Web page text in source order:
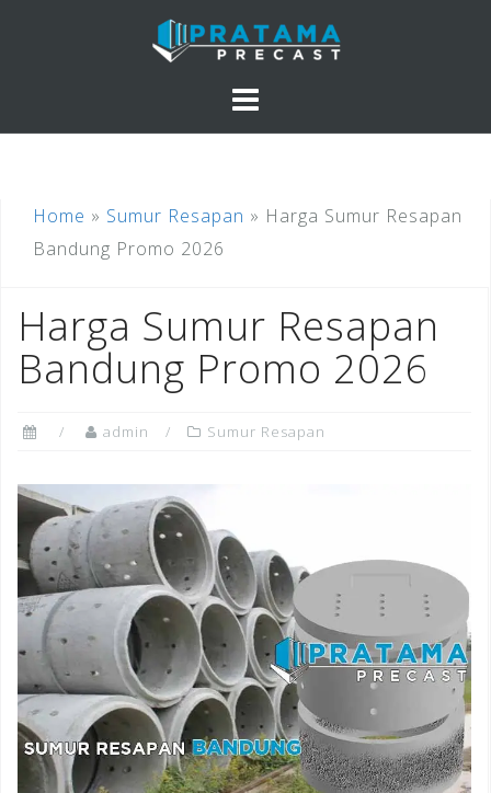
Home » Sumur Resapan » Harga Sumur Resapan
Bandung Promo 2026
Harga Sumur Resapan
Bandung Promo 2026
admin Sumur Resapan